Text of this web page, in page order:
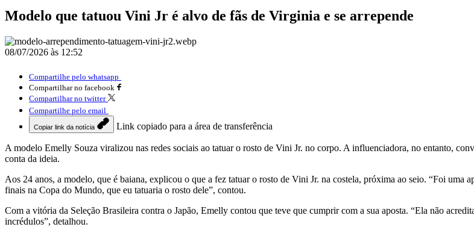
Modelo que tatuou Vini Jr é alvo de fãs de Virginia e se arrepende
08/07/2026 às 12:52
Compartilhe pelo whatsapp
Compartilhar no facebook
Compartilhar no twitter
Compartilhe pelo email
Copiar link da notícia Link copiado para a área de transferência
A modelo Emelly Souza viralizou nas redes sociais ao tatuar o rosto de Vini Jr. no corpo. A influenciadora, no entanto,
conta da ideia.
Aos 24 anos, a modelo, que é baiana, explicou o que a fez tatuar o rosto de Vini Jr. na costela, próxima ao seio. “Foi uma
finais na Copa do Mundo, que eu tatuaria o rosto dele”, contou.
Com a vitória da Seleção Brasileira contra o Japão, Emelly contou que teve que cumprir com a sua aposta. “Ela não
incrédulos”, detalhou.